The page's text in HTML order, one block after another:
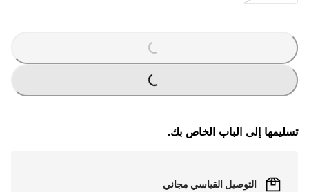
LO
...
LO
...
تسليمها إلى الباب الخاص بك.
التوصيل القياسي مجاني